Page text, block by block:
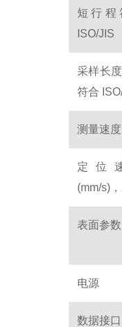
短行程
ISO/JIS
采样长
符合
测量速度
定位
(mm/s)
表面参数
电源
数据接口